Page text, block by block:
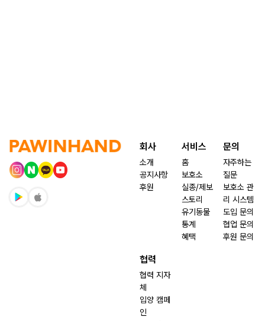
회사
소개
공지사항
후원
서비스
홈
보호소
실종/제보
스토리
유기동물
통계
혜택
문의
자주하는
질문
보호소 관
리 시스템
도입 문의
협업 문의
후원 문의
협력
협력 지자
체
입양 캠페
인